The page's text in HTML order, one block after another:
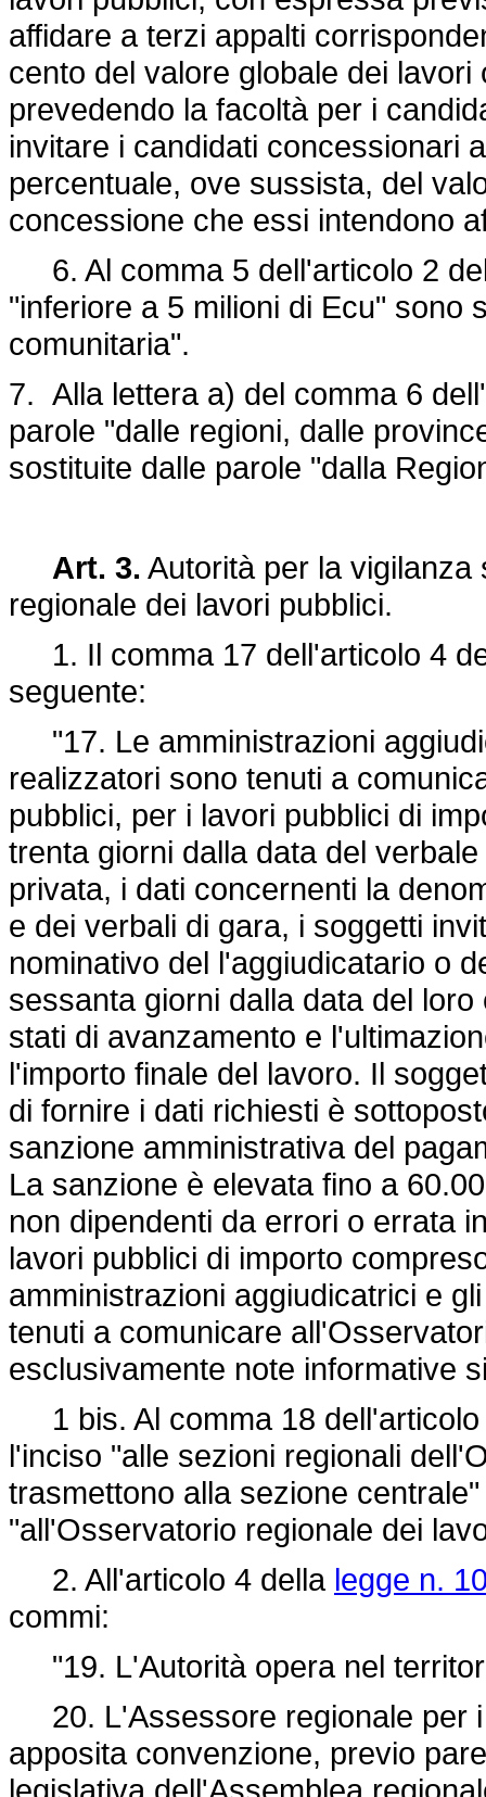
affidare a terzi appalti
cento del valore globale dei
prevedendo la facoltà per i
invitare i candidati concessionari
percentuale, ove sussista, del
concessione che essi intendono
6. Al comma 5 dell'articolo 2
"inferiore a 5 milioni di Ecu" sono
comunitaria".
7. Alla lettera a) del comma 6
parole "dalle regioni, dalle
sostituite dalle parole "dalla
Art. 3. Autorità per la
regionale dei lavori pubblici.
1. Il comma 17 dell'articolo 4
seguente:
"17. Le amministrazioni
realizzatori sono tenuti a
pubblici, per i lavori pubblici di
trenta giorni dalla data del
privata, i dati concernenti la
e dei verbali di gara, i soggetti
nominativo del l'aggiudicatario o
sessanta giorni dalla data del
stati di avanzamento e
l'importo finale del lavoro. Il
di fornire i dati richiesti è
sanzione amministrativa del
La sanzione è elevata fino a
non dipendenti da errori o errata
lavori pubblici di importo
amministrazioni aggiudicatrici e
tenuti a comunicare
esclusivamente note informative
1 bis. Al comma 18
l'inciso "alle sezioni regionali
trasmettono alla sezione
"all'Osservatorio regionale dei
2. All'articolo 4 della legge n.
commi:
"19. L'Autorità opera nel
20. L'Assessore regionale per i
apposita convenzione, previo